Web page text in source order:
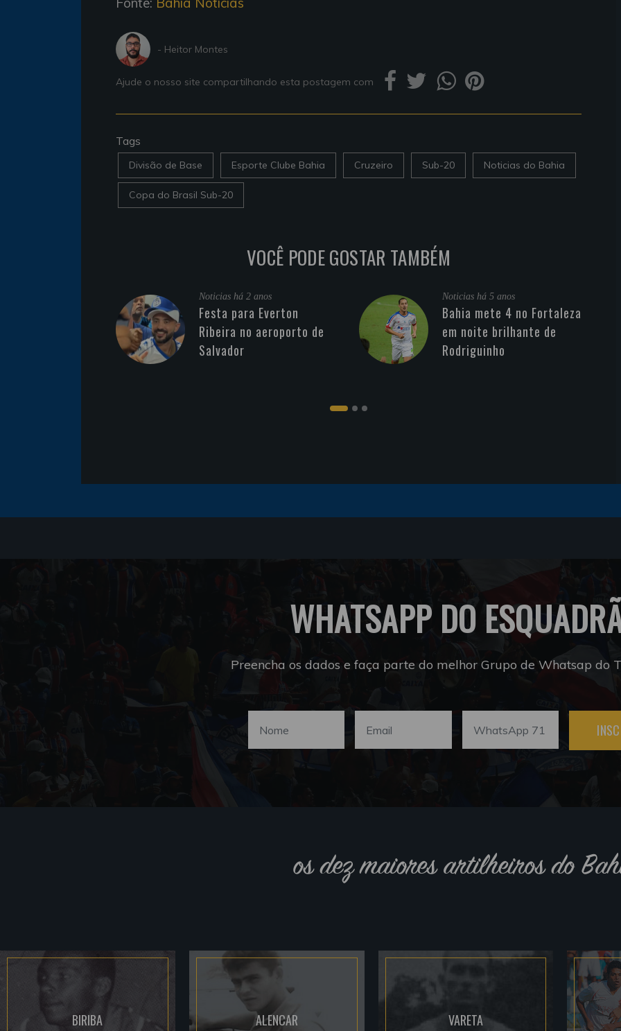
- Heitor Montes
Ajude o nosso site compartilhando esta postagem com
Tags
Divisão de Base Esporte Clube Bahia Cruzeiro Sub-20 Noticias do Bahia
Copa do Brasil Sub-20
VOCÊ PODE GOSTAR TAMBÉM
Noticias há 2 anos
Festa para Everton
Ribeira no aeroporto de
Salvador
Noticias há 5 anos
Bahia mete 4 no Fortaleza
em noite brilhante de
Rodriguinho
WHATSAPP DO
Preencha os dados e faça parte do melhor Grupo de Whatsap do
os dez maiores artilheiros do
BIRIBA ALENCAR VARETA